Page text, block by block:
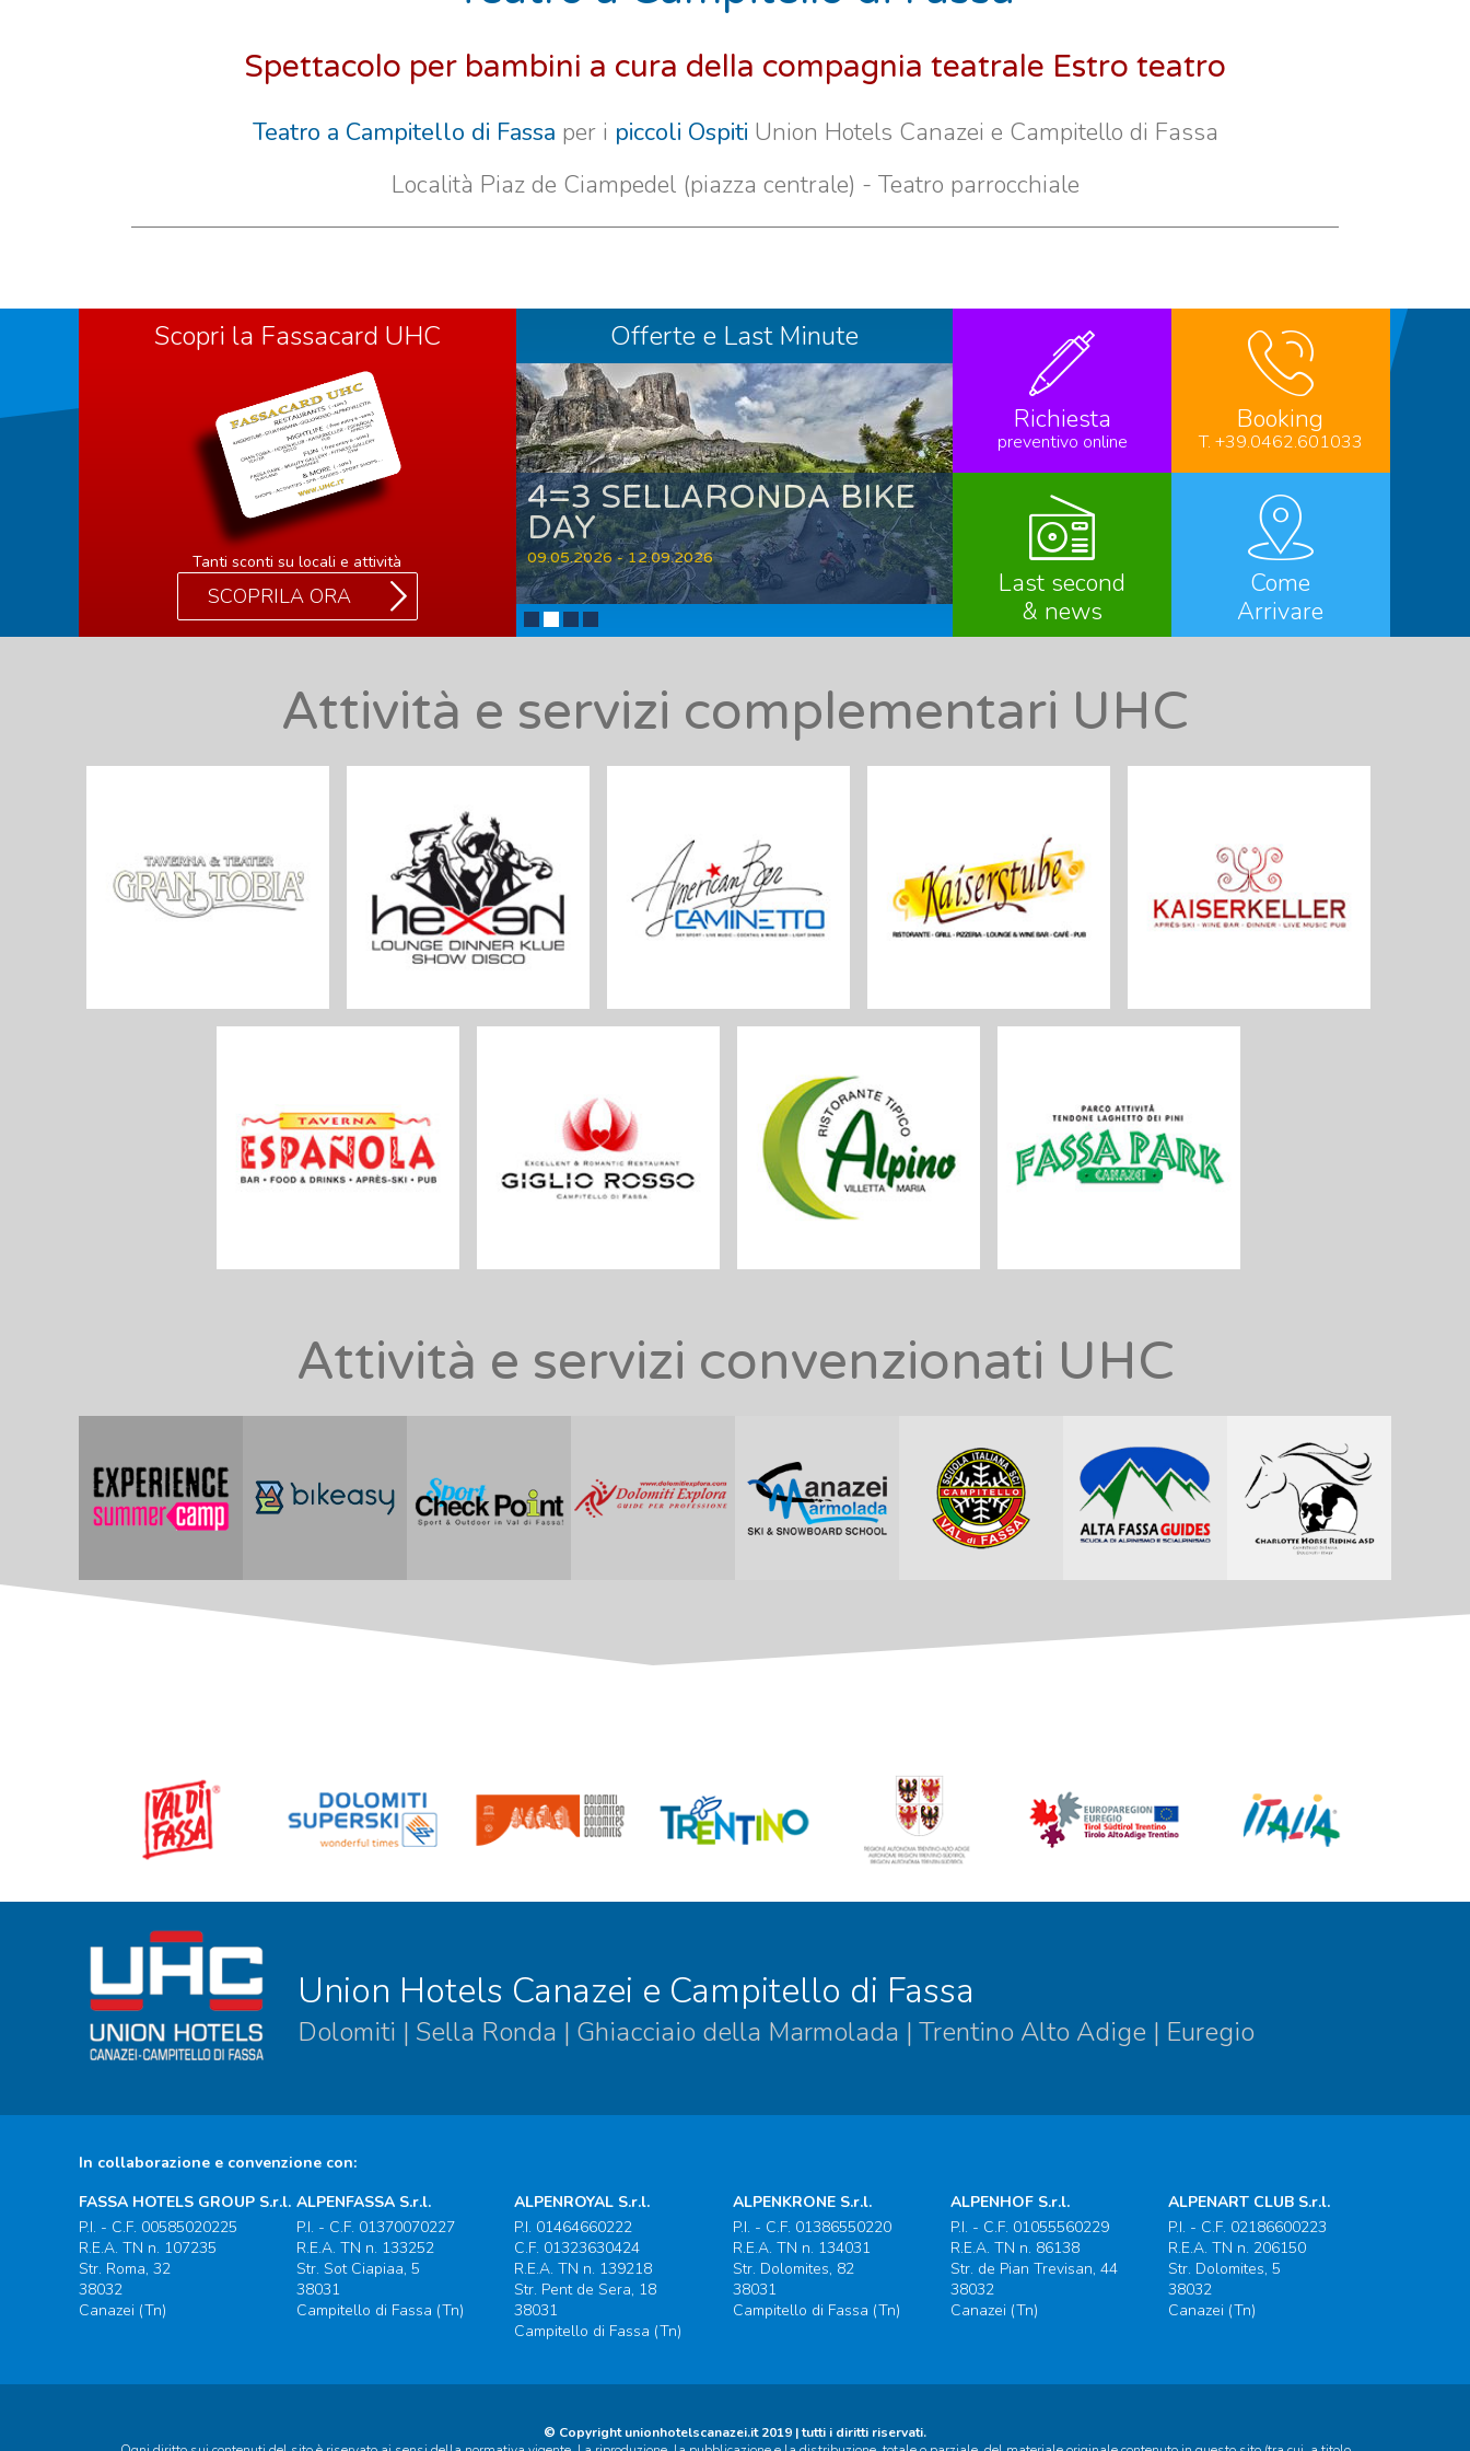
Spettacolo per bambini a cura della compagnia teatrale Estro teatro
Teatro a Campitello di Fassa per i piccoli Ospiti Union Hotels Canazei e Campitello di Fassa
Località Piaz de Ciampedel (piazza centrale) - Teatro parrocchiale
Scopri la Fassacard UHC
Tanti sconti su locali e attività
SCOPRILA ORA
Offerte e Last Minute
4=3 SELLARONDA BIKE
DAY
09.05.2026 - 12.09.2026
Richiesta
preventivo online
Booking
T. +39.0462.601033
Last second
& news
Come
Arrivare
Attività e servizi complementari UHC
Attività e servizi convenzionati UHC
Union Hotels Canazei e Campitello di Fassa
Dolomiti | Sella Ronda | Ghiacciaio della Marmolada | Trentino Alto Adige | Euregio
In collaborazione e convenzione con:
FASSA HOTELS GROUP S.r.l.
P.I. - C.F. 00585020225
R.E.A. TN n. 107235
Str. Roma, 32
38032
Canazei (Tn)
ALPENFASSA S.r.l.
P.I. - C.F. 01370070227
R.E.A. TN n. 133252
Str. Sot Ciapiaa, 5
38031
Campitello di Fassa (Tn)
ALPENROYAL S.r.l.
P.I. 01464660222
C.F. 01323630424
R.E.A. TN n. 139218
Str. Pent de Sera, 18
38031
Campitello di Fassa (Tn)
ALPENKRONE S.r.l.
P.I. - C.F. 01386550220
R.E.A. TN n. 134031
Str. Dolomites, 82
38031
Campitello di Fassa (Tn)
ALPENHOF S.r.l.
P.I. - C.F. 01055560229
R.E.A. TN n. 86138
Str. de Pian Trevisan, 44
38032
Canazei (Tn)
ALPENART CLUB S.r.l.
P.I. - C.F. 02186600223
R.E.A. TN n. 206150
Str. Dolomites, 5
38032
Canazei (Tn)
© Copyright unionhotelscanazei.it 2019 | tutti i diritti riservati.